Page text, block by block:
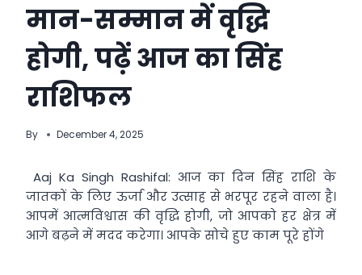
मान-सम्मान में वृद्धि
होगी, पढ़ें आज का सिंह
राशिफल
By December 4, 2025
Aaj Ka Singh Rashifal: आज का दिन सिंह राशि के
जातकों के लिए ऊर्जा और उत्साह से भरपूर रहने वाला है।
आपमें आत्मविश्वास की वृद्धि होगी, जो आपको हर क्षेत्र में
आगे बढ़ने में मदद करेगा। आपके सोचे हुए काम पूरे होंगे